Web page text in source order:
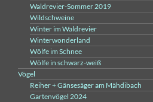
Waldrevier-Sommer 2019
Wildschweine
Winter im Waldrevier
Winterwonderland
Wölfe im Schnee
Wölfe in schwarz-weiß
Vögel
Reiher + Gänsesäger am Mähdibach
Gartenvögel 2024